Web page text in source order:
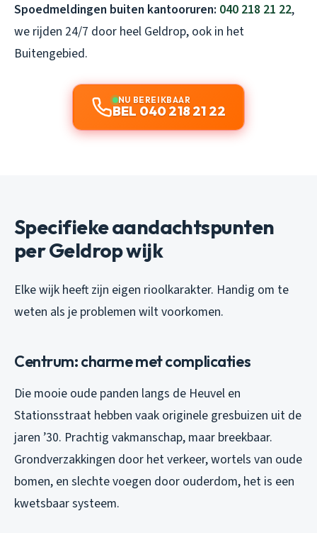
Spoedmeldingen buiten kantooruren: 040 218 21 22,
we rijden 24/7 door heel Geldrop, ook in het
Buitengebied.
NU BEREIKBAAR
BEL 040 218 21 22
Specifieke aandachtspunten
per Geldrop wijk
Elke wijk heeft zijn eigen rioolkarakter. Handig om te
weten als je problemen wilt voorkomen.
Centrum: charme met complicaties
Die mooie oude panden langs de Heuvel en
Stationsstraat hebben vaak originele gresbuizen uit de
jaren ’30. Prachtig vakmanschap, maar breekbaar.
Grondverzakkingen door het verkeer, wortels van oude
bomen, en slechte voegen door ouderdom, het is een
kwetsbaar systeem.